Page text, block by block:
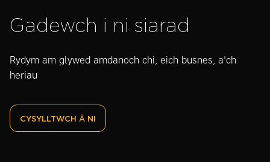
Gadewch i ni siarad
Rydym am glywed amdanoch chi, eich busnes, a'ch
heriau
CYSYLLTWCH Â NI